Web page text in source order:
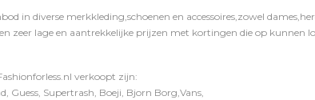
in diverse merkkleding,schoenen en accessoires,zowel
zeer lage en aantrekkelijke prijzen met kortingen die op kunnen
verkoopt zijn:
Guess, Supertrash, Boeji, Bjorn Borg,Vans,